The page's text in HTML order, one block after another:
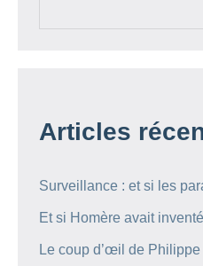
Articles
Surveillance : et si les
Et si Homère avait
Le coup d’œil de